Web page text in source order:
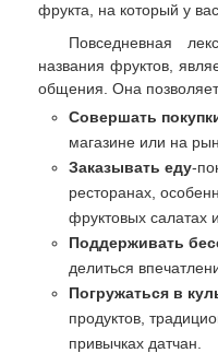
фрукта, на который у
Повседневная
названия фруктов,
общения. Она
Совершать
магазине или на
Заказывать еду-
ресторанах,
фруктовых салатах
Поддерживать
делиться
Погружаться в
продуктов,
привычках датчан.